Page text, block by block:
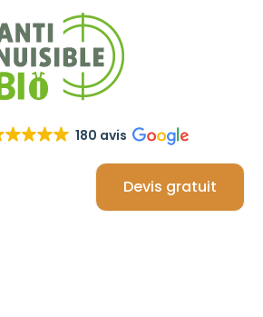
180 avis
Devis gratuit